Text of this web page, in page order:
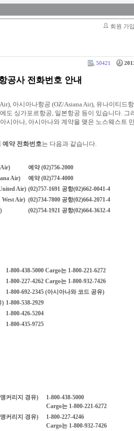
회원 가입
50421
공사 전화번호 안내
아시아나항공 (OZ/Asiana Air), 유나이티드
도 싱가포르항공, 일본항공 등이 있습니다. 그
시아나, 아시아나와 계약을 맺은 노스웨스트
예약 전화번호는 다음과 같습니다.
Air)
예약 (02)756-2000
Air)
예약 (02)774-4000
Air) (02)757-1691 공항(02)662-0041-4
Air) (02)734-7800 공항(02)664-2071-4
(02)754-1921 공항(02)664-3632-4
1-800-438-5000 Cargo는 1-800-221-6272
1-800-227-4262 Cargo는 1-800-932-7426
1-800-692-2345 (아시아나와 코드 공유)
) 1-800-538-2929
1-800-426-5204
1-800-435-9725
커리지 경유)
1-800-438-5000
Cargo는 1-800-221-6272
커리지 경유)
1-800-227-4246
Cargo는 1-800-932-7426